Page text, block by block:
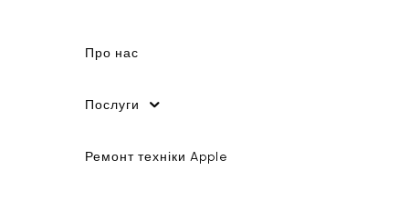
Про нас
Послуги
Ремонт техніки Apple